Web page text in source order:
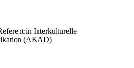
Interkulturelle
(AKAD)